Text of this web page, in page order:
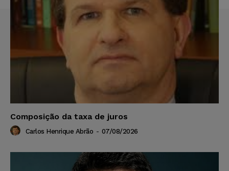
Composição da taxa de juros
Carlos Henrique Abrão - 07/08/2026